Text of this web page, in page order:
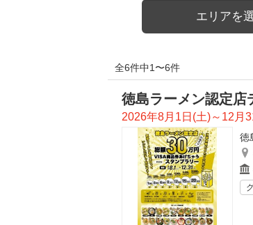
エリアを
全6件中1〜6件
徳島ラーメン認定店
2026年8月1日(土)～12月
徳